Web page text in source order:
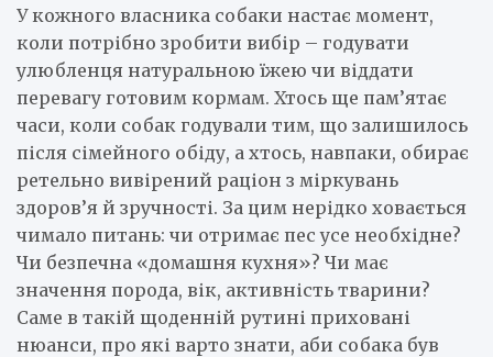
У кожного власника собаки настає момент,
коли потрібно зробити вибір – годувати
улюбленця натуральною їжею чи віддати
перевагу готовим кормам. Хтось ще пам’ятає
часи, коли собак годували тим, що залишилось
після сімейного обіду, а хтось, навпаки, обирає
ретельно вивірений раціон з міркувань
здоров’я й зручності. За цим нерідко ховається
чимало питань: чи отримає пес усе необхідне?
Чи безпечна «домашня кухня»? Чи має
значення порода, вік, активність тварини?
Саме в такій щоденній рутині приховані
нюанси, про які варто знати, аби собака був